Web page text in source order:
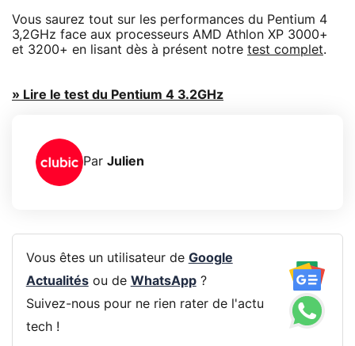
Vous saurez tout sur les performances du Pentium 4
3,2GHz face aux processeurs AMD Athlon XP 3000+
et 3200+ en lisant dès à présent notre test complet.
» Lire le test du Pentium 4 3.2GHz
Par Julien
Vous êtes un utilisateur de Google
Actualitésou de WhatsApp?
Suivez-nous pour ne rien rater de l'actu
tech !